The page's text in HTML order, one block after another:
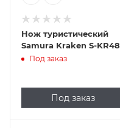
Нож туристический
Samura Kraken S-KR48
Под заказ
Под заказ